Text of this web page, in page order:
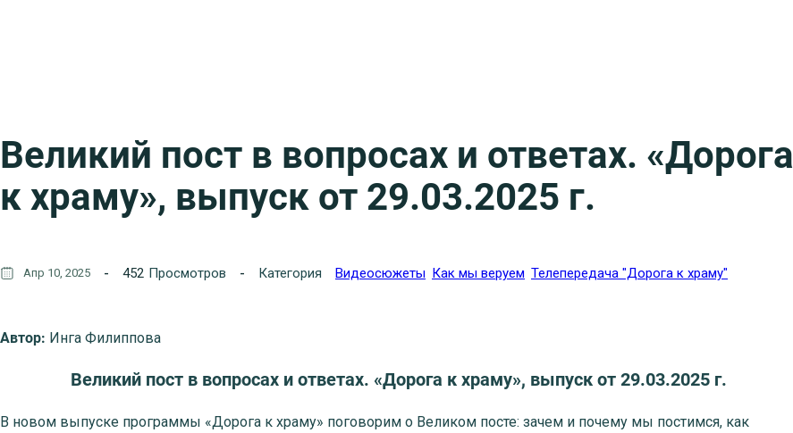
Великий пост в вопросах и ответах. «Дорога
к храму», выпуск от 29.03.2025 г.
Апр 10, 2025 452 Просмотров Категория Видеосюжеты Как мы веруем Телепередача "Дорога к храму"
Автор: Инга Филиппова
Великий пост в вопросах и ответах. «Дорога к храму», выпуск от 29.03.2025 г.
В новом выпуске программы «Дорога к храму» поговорим о Великом посте: зачем и почему мы постимся, как